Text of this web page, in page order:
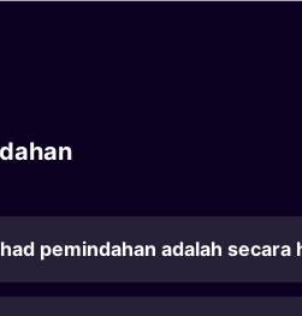
pemindahan adalah secara